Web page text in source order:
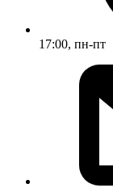
17:00, пн-пт